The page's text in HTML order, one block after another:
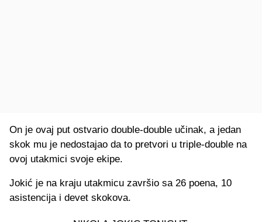
On je ovaj put ostvario double-double učinak, a jedan
skok mu je nedostajao da to pretvori u triple-double na
ovoj utakmici svoje ekipe.
Jokić je na kraju utakmicu završio sa 26 poena, 10
asistencija i devet skokova.